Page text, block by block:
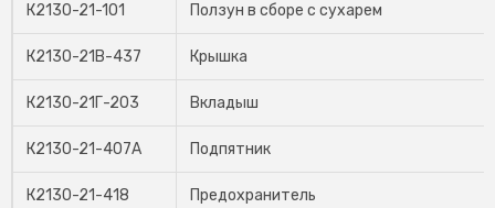
К2130-21-101 Ползун в сборе с сухарем
К2130-21В-437 Крышка
К2130-21Г-203 Вкладыш
К2130-21-407А Подпятник
К2130-21-418 Предохранитель